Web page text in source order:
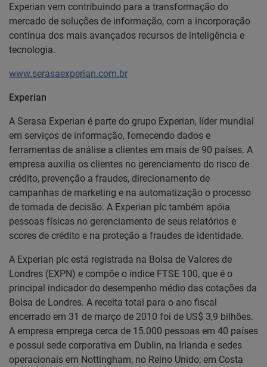
Experian vem contribuindo para a transformação do
mercado de soluções de informação, com a incorporação
contínua dos mais avançados recursos de inteligência e
tecnologia.
www.serasaexperian.com.br
Experian
A Serasa Experian é parte do grupo Experian, líder mundial
em serviços de informação, fornecendo dados e
ferramentas de análise a clientes em mais de 90 países. A
empresa auxilia os clientes no gerenciamento do risco de
crédito, prevenção a fraudes, direcionamento de
campanhas de marketing e na automatização o processo
de tomada de decisão. A Experian plc também apóia
pessoas físicas no gerenciamento de seus relatórios e
scores de crédito e na proteção a fraudes de identidade.
A Experian plc está registrada na Bolsa de Valores de
Londres (EXPN) e compõe o índice FTSE 100, que é o
principal indicador do desempenho médio das cotações da
Bolsa de Londres. A receita total para o ano fiscal
encerrado em 31 de março de 2010 foi de US$ 3,9 bilhões.
A empresa emprega cerca de 15.000 pessoas em 40 países
e possui sede corporativa em Dublin, na Irlanda e sedes
operacionais em Nottingham, no Reino Unido; em Costa